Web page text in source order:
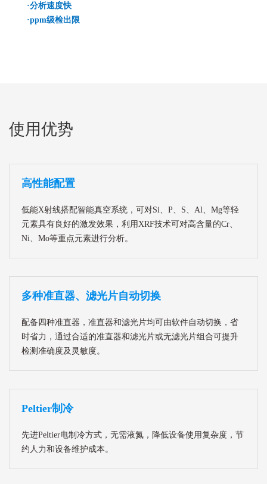
·分析速度快
·ppm级检出限
使用优势
高性能配置
低能X射线搭配智能真空系统，可对Si、P、S、Al、Mg等轻
元素具有良好的激发效果，利用XRF技术可对高含量的Cr、
Ni、Mo等重点元素进行分析。
多种准直器、滤光片自动切换
配备四种准直器，准直器和滤光片均可由软件自动切换，省
时省力，通过合适的准直器和滤光片或无滤光片组合可提升
检测准确度及灵敏度。
Peltier制冷
先进Peltier电制冷方式，无需液氮，降低设备使用复杂度，节
约人力和设备维护成本。